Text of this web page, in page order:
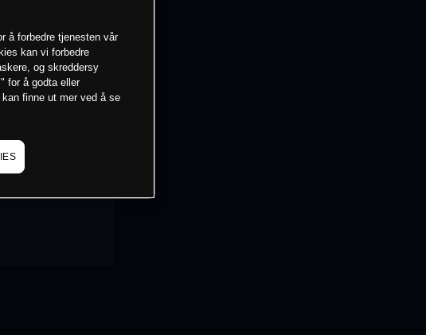
å forbedre tjenesten vår
kan vi forbedre
og skreddersy
for å godta eller
finne ut mer ved å se